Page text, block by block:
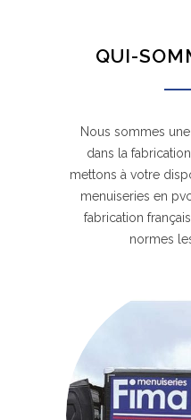
QUI-
Nous sommes
dans la
mettons à votre
menuiseries en
fabrication
normes